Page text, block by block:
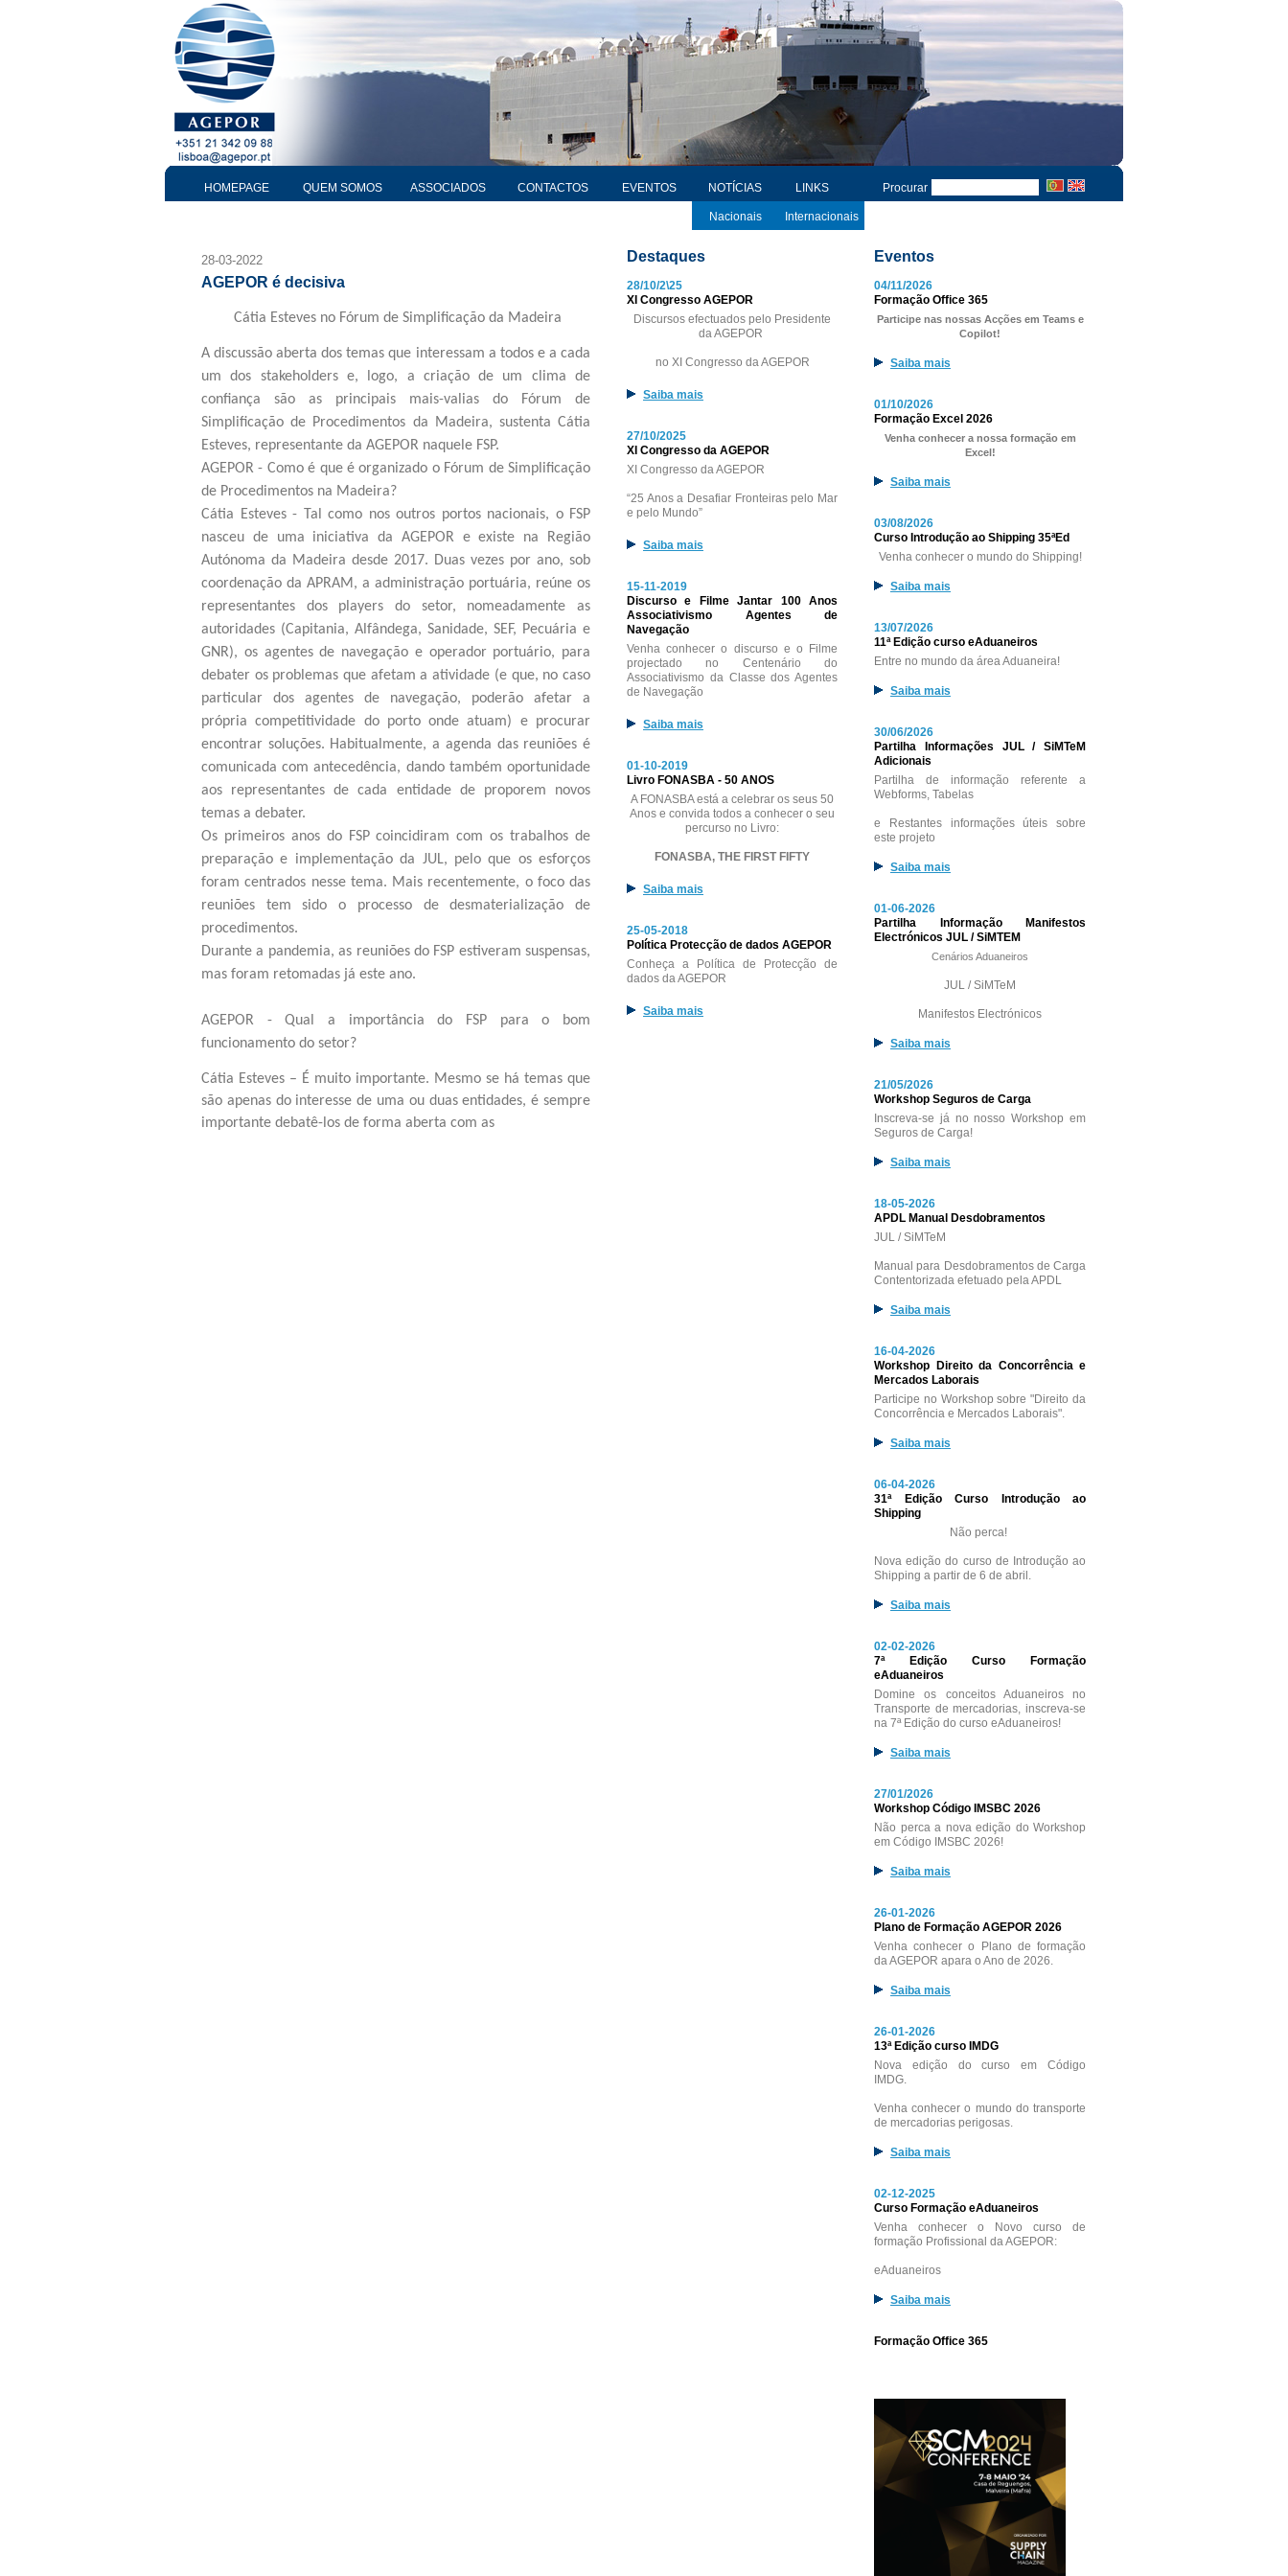
HOMEPAGE QUEM SOMOS ASSOCIADOS CONTACTOS EVENTOS NOTÍCIAS LINKS Procurar
Nacionais Internacionais
28-03-2022
AGEPOR é decisiva
Cátia Esteves no Fórum de Simplificação da Madeira
A discussão aberta dos temas que interessam a todos e a cada
um dos stakeholders e, logo, a criação de um clima de
confiança são as principais mais-valias do Fórum de
Simplificação de Procedimentos da Madeira, sustenta Cátia
Esteves, representante da AGEPOR naquele FSP.
AGEPOR - Como é que é organizado o Fórum de Simplificação
de Procedimentos na Madeira?
Cátia Esteves - Tal como nos outros portos nacionais, o FSP
nasceu de uma iniciativa da AGEPOR e existe na Região
Autónoma da Madeira desde 2017. Duas vezes por ano, sob
coordenação da APRAM, a administração portuária, reúne os
representantes dos players do setor, nomeadamente as
autoridades (Capitania, Alfândega, Sanidade, SEF, Pecuária e
GNR), os agentes de navegação e operador portuário, para
debater os problemas que afetam a atividade (e que, no caso
particular dos agentes de navegação, poderão afetar a
própria competitividade do porto onde atuam) e procurar
encontrar soluções. Habitualmente, a agenda das reuniões é
comunicada com antecedência, dando também oportunidade
aos representantes de cada entidade de proporem novos
temas a debater.
Os primeiros anos do FSP coincidiram com os trabalhos de
preparação e implementação da JUL, pelo que os esforços
foram centrados nesse tema. Mais recentemente, o foco das
reuniões tem sido o processo de desmaterialização de
procedimentos.
Durante a pandemia, as reuniões do FSP estiveram suspensas,
mas foram retomadas já este ano.
AGEPOR - Qual a importância do FSP para o bom
funcionamento do setor?
Cátia Esteves – É muito importante. Mesmo se há temas que
são apenas do interesse de uma ou duas entidades, é sempre
importante debatê-los de forma aberta com as
Destaques
28/10/2\25
XI Congresso AGEPOR
Discursos efectuados pelo Presidente
da AGEPOR
no XI Congresso da AGEPOR
Saiba mais
27/10/2025
XI Congresso da AGEPOR
XI Congresso da AGEPOR
“25 Anos a Desafiar Fronteiras pelo Mar
e pelo Mundo”
Saiba mais
15-11-2019
Discurso e Filme Jantar 100 Anos
Associativismo Agentes de
Navegação
Venha conhecer o discurso e o Filme
projectado no Centenário do
Associativismo da Classe dos Agentes
de Navegação
Saiba mais
01-10-2019
Livro FONASBA - 50 ANOS
A FONASBA está a celebrar os seus 50
Anos e convida todos a conhecer o seu
percurso no Livro:
FONASBA, THE FIRST FIFTY
Saiba mais
25-05-2018
Política Protecção de dados AGEPOR
Conheça a Política de Protecção de
dados da AGEPOR
Saiba mais
Eventos
04/11/2026
Formação Office 365
Participe nas nossas Acções em Teams e
Copilot!
Saiba mais
01/10/2026
Formação Excel 2026
Venha conhecer a nossa formação em
Excel!
Saiba mais
03/08/2026
Curso Introdução ao Shipping 35ªEd
Venha conhecer o mundo do Shipping!
Saiba mais
13/07/2026
11ª Edição curso eAduaneiros
Entre no mundo da área Aduaneira!
Saiba mais
30/06/2026
Partilha Informações JUL / SiMTeM
Adicionais
Partilha de informação referente a
Webforms, Tabelas
e Restantes informações úteis sobre
este projeto
Saiba mais
01-06-2026
Partilha Informação Manifestos
Electrónicos JUL / SiMTEM
Cenários Aduaneiros
JUL / SiMTeM
Manifestos Electrónicos
Saiba mais
21/05/2026
Workshop Seguros de Carga
Inscreva-se já no nosso Workshop em
Seguros de Carga!
Saiba mais
18-05-2026
APDL Manual Desdobramentos
JUL / SiMTeM
Manual para Desdobramentos de Carga
Contentorizada efetuado pela APDL
Saiba mais
16-04-2026
Workshop Direito da Concorrência e
Mercados Laborais
Participe no Workshop sobre "Direito da
Concorrência e Mercados Laborais".
Saiba mais
06-04-2026
31ª Edição Curso Introdução ao
Shipping
Não perca!
Nova edição do curso de Introdução ao
Shipping a partir de 6 de abril.
Saiba mais
02-02-2026
7ª Edição Curso Formação
eAduaneiros
Domine os conceitos Aduaneiros no
Transporte de mercadorias, inscreva-se
na 7ª Edição do curso eAduaneiros!
Saiba mais
27/01/2026
Workshop Código IMSBC 2026
Não perca a nova edição do Workshop
em Código IMSBC 2026!
Saiba mais
26-01-2026
Plano de Formação AGEPOR 2026
Venha conhecer o Plano de formação
da AGEPOR apara o Ano de 2026.
Saiba mais
26-01-2026
13ª Edição curso IMDG
Nova edição do curso em Código
IMDG.
Venha conhecer o mundo do transporte
de mercadorias perigosas.
Saiba mais
02-12-2025
Curso Formação eAduaneiros
Venha conhecer o Novo curso de
formação Profissional da AGEPOR:
eAduaneiros
Saiba mais
Formação Office 365